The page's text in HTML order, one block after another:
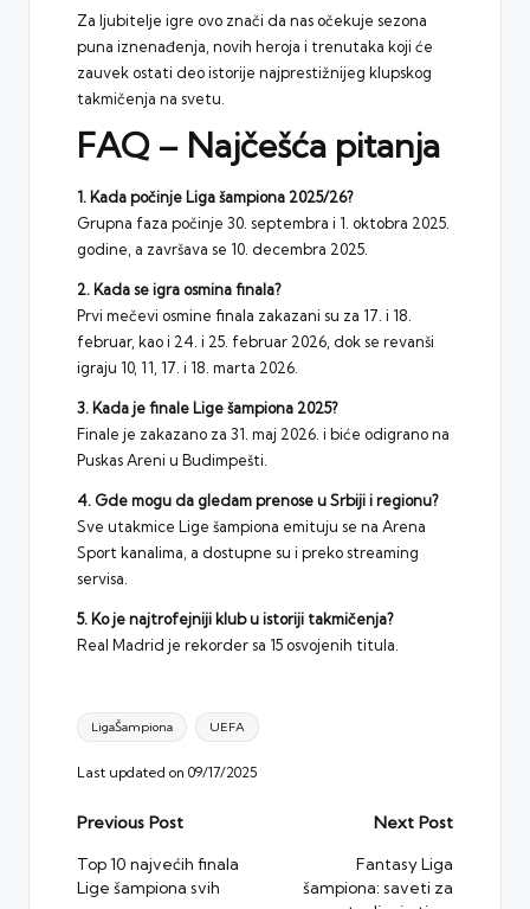
Za ljubitelje igre ovo znači da nas očekuje sezona
puna iznenađenja, novih heroja i trenutaka koji će
zauvek ostati deo istorije najprestižnijeg klupskog
takmičenja na svetu.
FAQ – Najčešća pitanja
1. Kada počinje Liga šampiona2025/26?
Grupna faza počinje 30. septembra i 1. oktobra 2025.
godine, a završava se 10. decembra 2025.
2. Kada se igra osmina finala?
Prvi mečevi osmine finala zakazani su za 17. i 18.
februar, kao i 24. i 25. februar 2026, dok se revanši
igraju 10, 11, 17. i 18. marta 2026.
3. Kada je finale Lige šampiona 2025?
Finale je zakazano za 31. maj 2026. i biće odigrano na
Puskas Areni u Budimpešti.
4. Gde mogu da gledam prenose u Srbiji i regionu?
Sve utakmice Lige šampiona emituju se na Arena
Sport kanalima, a dostupne su i preko streaming
servisa.
5. Ko je najtrofejniji klub u istoriji takmičenja?
Real Madrid je rekorder sa 15 osvojenih titula.
Tags:
LigaŠampiona UEFA
Last updated on 09/17/2025
Post
navigation
Previous Post
Top 10 najvećih finala
Lige šampiona svih
Next Post
Fantasy Liga
šampiona: saveti za